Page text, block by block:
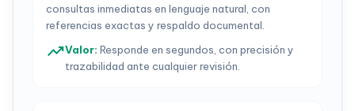
consultas inmediatas en lenguaje natural, con
referencias exactas y respaldo documental.
trending_upValor: Responde en segundos, con precisión y
trazabilidad ante cualquier revisión.